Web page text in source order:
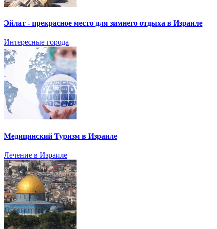
Эйлат - прекрасное место для зимнего отдыха в Израиле
Интересные города
Медицинский Туризм в Израиле
Лечение в Израиле